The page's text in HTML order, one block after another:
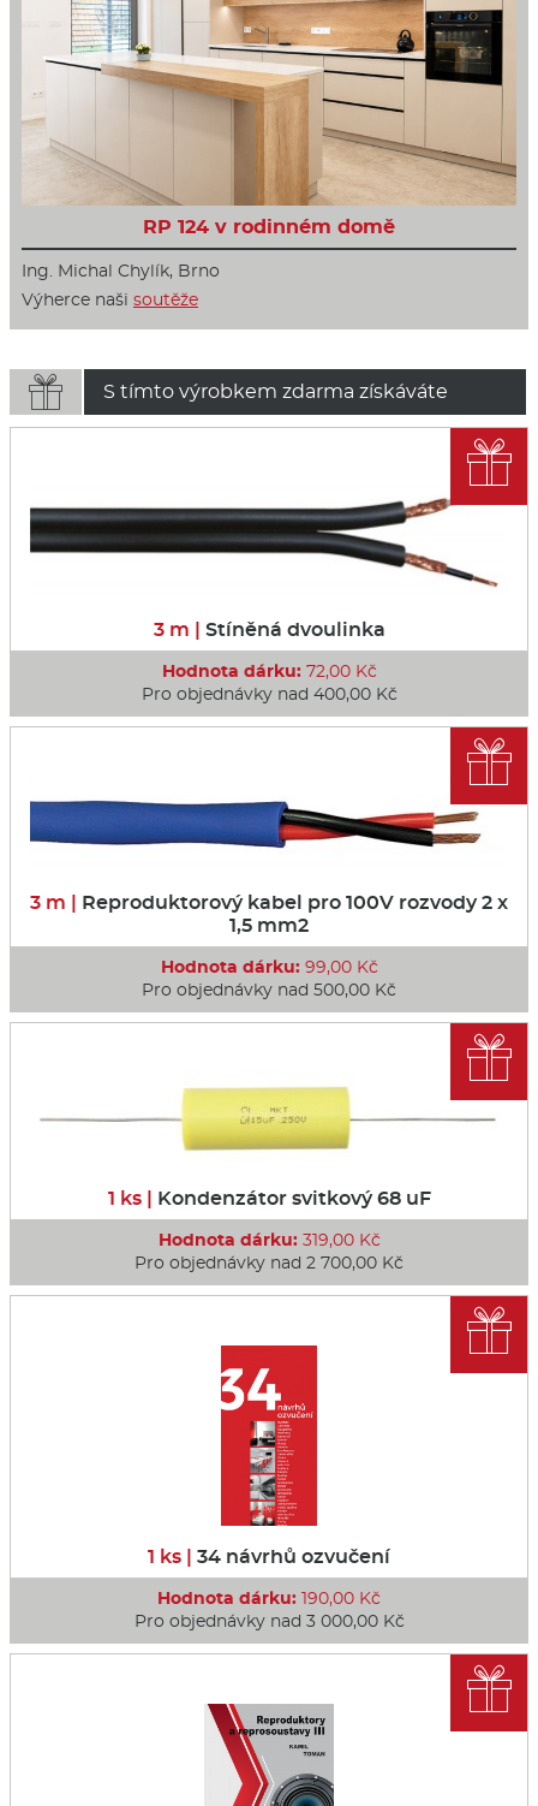
RP 124 v rodinném domě
Ing. Michal Chylík, Brno
Výherce naši soutěže
 S tímto výrobkem zdarma získáváte
3 m | Stíněná dvoulinka
Hodnota dárku:72,00 Kč
Pro objednávky nad 400,00 Kč

3 m | Reproduktorový kabel pro 100V rozvody 2 x
1,5 mm2
Hodnota dárku:99,00 Kč
Pro objednávky nad 500,00 Kč

1 ks | Kondenzátor svitkový 68 uF
Hodnota dárku:319,00 Kč
Pro objednávky nad 2 700,00 Kč

1 ks | 34 návrhů ozvučení
Hodnota dárku: 190,00 Kč
Pro objednávky nad 3 000,00 Kč

